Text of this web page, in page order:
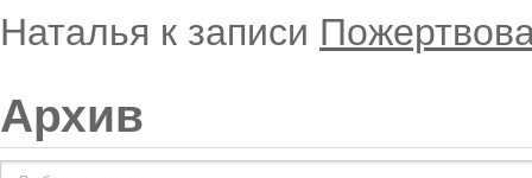
Наталья к записи
Архив
Архив